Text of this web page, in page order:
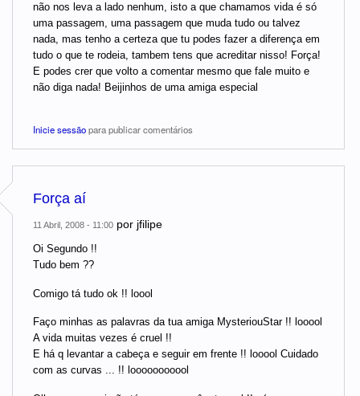
não nos leva a lado nenhum, isto a que chamamos vida é só
uma passagem, uma passagem que muda tudo ou talvez
nada, mas tenho a certeza que tu podes fazer a diferença em
tudo o que te rodeia, tambem tens que acreditar nisso! Força!
E podes crer que volto a comentar mesmo que fale muito e
não diga nada! Beijinhos de uma amiga especial
Inicie sessãopara publicar comentários
Força aí
11 Abril, 2008 - 11:00 por jfilipe
Oi Segundo !!
Tudo bem ??
Comigo tá tudo ok !! loool
Faço minhas as palavras da tua amiga MysteriouStar !! looool
A vida muitas vezes é cruel !!
E há q levantar a cabeça e seguir em frente !! looool Cuidado
com as curvas ... !! looooooooool